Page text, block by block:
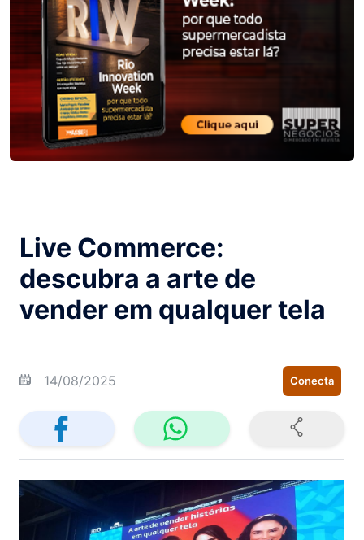
Live Commerce:
descubra a arte de
vender em qualquer tela
14/08/2025 Conecta